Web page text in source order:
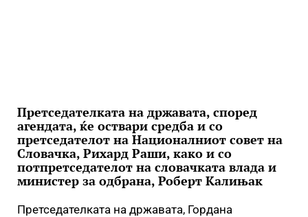
Претседателката на државата, според
агендата, ќе оствари средба и со
претседателот на Националниот совет на
Словачка, Рихард Раши, како и со
потпретседателот на словачката влада и
министер за одбрана, Роберт Калињак
Претседателката на државата, Гордана